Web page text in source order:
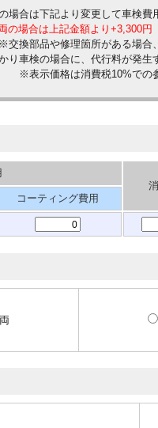
合は下記より変更して車検費
の場合は上記金額より+3,300円
※交換部品や修理箇所がある場合
り車検の場合に、代行料が発生
※表示価格は消費税10%での
コーティング費用